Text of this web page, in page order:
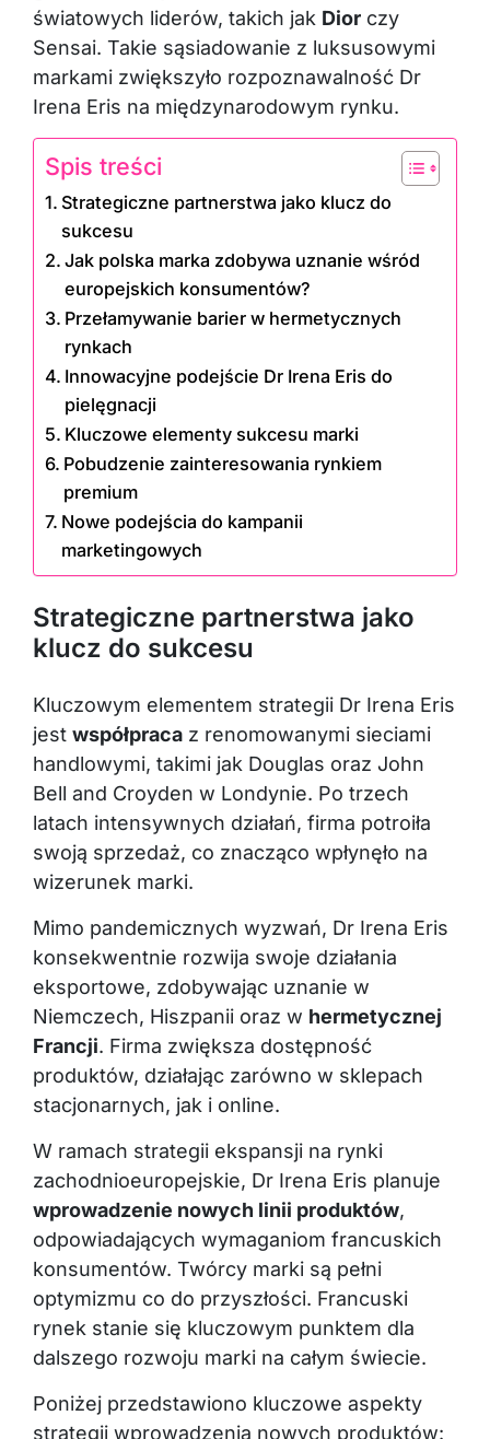
światowych liderów, takich jak Dior czy
Sensai. Takie sąsiadowanie z luksusowymi
markami zwiększyło rozpoznawalność Dr
Irena Eris na międzynarodowym rynku.
Spis treści
Strategiczne partnerstwa jako klucz do
sukcesu
Jak polska marka zdobywa uznanie wśród
europejskich konsumentów?
Przełamywanie barier w hermetycznych
rynkach
Innowacyjne podejście Dr Irena Eris do
pielęgnacji
Kluczowe elementy sukcesu marki
Pobudzenie zainteresowania rynkiem
premium
Nowe podejścia do kampanii
marketingowych
Strategiczne partnerstwa jako
klucz do sukcesu
Kluczowym elementem strategii Dr Irena Eris
jest współpraca z renomowanymi sieciami
handlowymi, takimi jak Douglas oraz John
Bell and Croyden w Londynie. Po trzech
latach intensywnych działań, firma potroiła
swoją sprzedaż, co znacząco wpłynęło na
wizerunek marki.
Mimo pandemicznych wyzwań, Dr Irena Eris
konsekwentnie rozwija swoje działania
eksportowe, zdobywając uznanie w
Niemczech, Hiszpanii oraz w hermetycznej
Francji. Firma zwiększa dostępność
produktów, działając zarówno w sklepach
stacjonarnych, jak i online.
W ramach strategii ekspansji na rynki
zachodnioeuropejskie, Dr Irena Eris planuje
wprowadzenie nowych linii produktów,
odpowiadających wymaganiom francuskich
konsumentów. Twórcy marki są pełni
optymizmu co do przyszłości. Francuski
rynek stanie się kluczowym punktem dla
dalszego rozwoju marki na całym świecie.
Poniżej przedstawiono kluczowe aspekty
strategii wprowadzenia nowych produktów: